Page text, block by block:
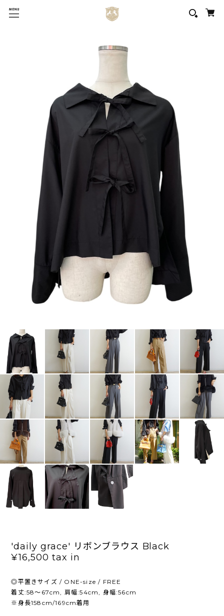
'daily grace' リボンブラウス Black
¥16,500 tax in
◎平置きサイズ / ONE-size / FREE
着丈:58～67cm, 肩幅:54cm, 身幅:56cm
※身長158cm/169cm着用